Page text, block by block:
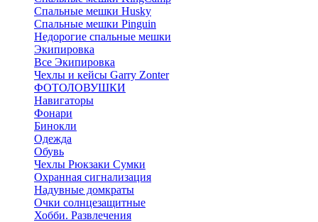
Спальные мешки Husky
Спальные мешки Pinguin
Недорогие спальные мешки
Экипировка
Все Экипировка
Чехлы и кейсы Garry Zonter
ФОТОЛОВУШКИ
Навигаторы
Фонари
Бинокли
Одежда
Обувь
Чехлы Рюкзаки Сумки
Охранная сигнализация
Надувные домкраты
Очки солнцезащитные
Хобби. Развлечения